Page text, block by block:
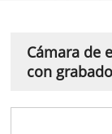
Cámara de
con